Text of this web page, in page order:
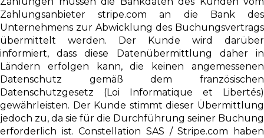
Zahlungsanbieter stripe.com an die Bank des
Unternehmens zur Abwicklung des Buchungsvertrags
übermittelt werden. Der Kunde wird darüber
informiert, dass diese Datenübermittlung daher in
Ländern erfolgen kann, die keinen angemessenen
Datenschutz gemäß dem französischen
Datenschutzgesetz (Loi Informatique et Libertés)
gewährleisten. Der Kunde stimmt dieser Übermittlung
jedoch zu, da sie für die Durchführung seiner Buchung
erforderlich ist. Constellation SAS / Stripe.com haben